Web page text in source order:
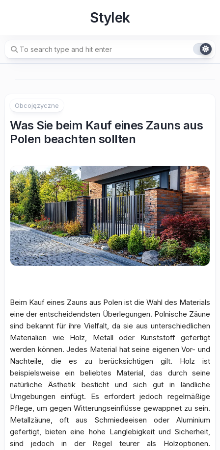
Stylek
Obcojęzyczne
Was Sie beim Kauf eines Zauns aus
Polen beachten sollten
Beim Kauf eines Zauns aus Polen ist die Wahl des Materials
eine der entscheidendsten Überlegungen. Polnische Zäune
sind bekannt für ihre Vielfalt, da sie aus unterschiedlichen
Materialien wie Holz, Metall oder Kunststoff gefertigt
werden können. Jedes Material hat seine eigenen Vor- und
Nachteile, die es zu berücksichtigen gilt. Holz ist
beispielsweise ein beliebtes Material, das durch seine
natürliche Ästhetik besticht und sich gut in ländliche
Umgebungen einfügt. Es erfordert jedoch regelmäßige
Pflege, um gegen Witterungseinflüsse gewappnet zu sein.
Metallzäune, oft aus Schmiedeeisen oder Aluminium
gefertigt, bieten eine hohe Langlebigkeit und Sicherheit,
sind jedoch in der Regel teurer als Holzoptionen.